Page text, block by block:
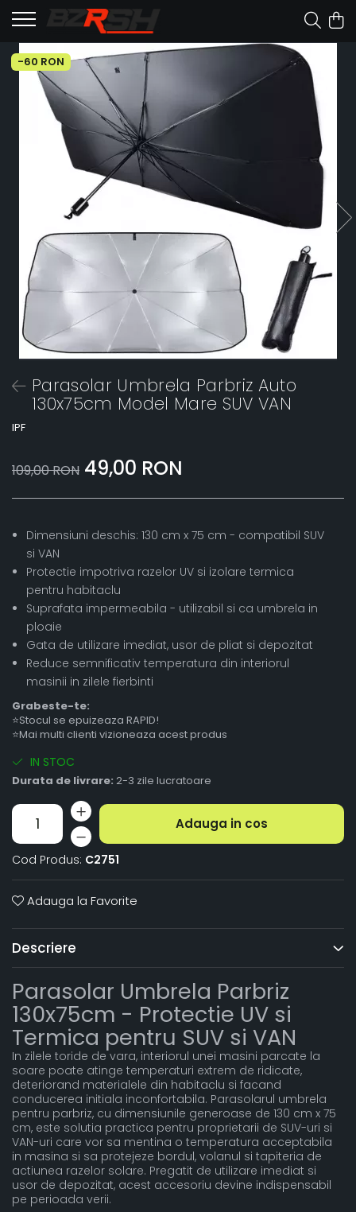
-60 RON
Parasolar Umbrela Parbriz Auto
130x75cm Model Mare SUV VAN
IPF
109,00 RON 49,00 RON
Dimensiuni deschis: 130 cm x 75 cm - compatibil SUV
si VAN
Protectie impotriva razelor UV si izolare termica
pentru habitaclu
Suprafata impermeabila - utilizabil si ca umbrela in
ploaie
Gata de utilizare imediat, usor de pliat si depozitat
Reduce semnificativ temperatura din interiorul
masinii in zilele fierbinti
Grabeste-te:
⭐Stocul se epuizeaza RAPID!
⭐Mai multi clienti vizioneaza acest produs
IN STOC
Durata de livrare: 2-3 zile lucratoare
Adauga in cos
Cod Produs: C2751
Adauga la Favorite
Descriere
Parasolar Umbrela Parbriz
130x75cm - Protectie UV si
Termica pentru SUV si VAN
In zilele toride de vara, interiorul unei masini parcate la
soare poate atinge temperaturi extrem de ridicate,
deteriorand materialele din habitaclu si facand
conducerea initiala inconfortabila. Parasolarul umbrela
pentru parbriz, cu dimensiunile generoase de 130 cm x 75
cm, este solutia practica pentru proprietarii de SUV-uri si
VAN-uri care vor sa mentina o temperatura acceptabila
in masina si sa protejeze bordul, volanul si tapiteria de
actiunea razelor solare. Pregatit de utilizare imediat si
usor de depozitat, acest accesoriu devine indispensabil
pe perioada verii.